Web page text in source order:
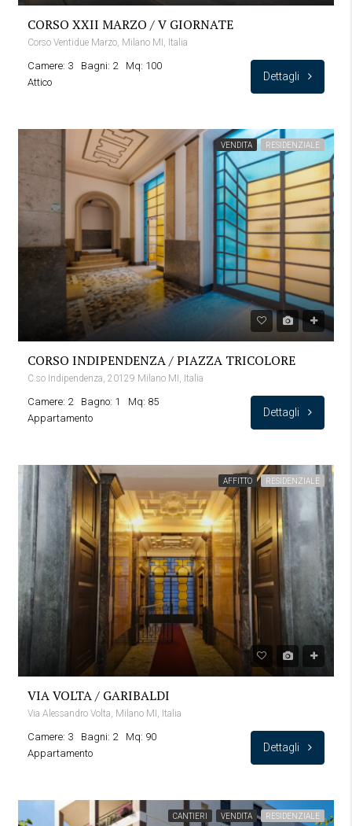
CORSO XXII MARZO / V GIORNATE
Corso Ventidue Marzo, Milano MI, Italia
Camere: 3 Bagni: 2
Mq: 100
Attico
Dettagli
VENDITA RESIDENZIALE
CORSO INDIPENDENZA / PIAZZA TRICOLORE
C.so Indipendenza, 20129 Milano MI, Italia
Camere: 2 Bagno: 1
Mq: 85
Appartamento
Dettagli
AFFITTO RESIDENZIALE
VIA VOLTA / GARIBALDI
Via Alessandro Volta, Milano MI, Italia
Camere: 3 Bagni: 2
Mq: 90
Appartamento
Dettagli
CANTIERI VENDITA RESIDENZIALE